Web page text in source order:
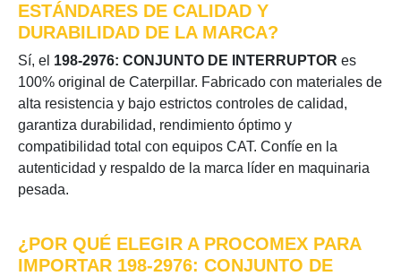
ESTÁNDARES DE CALIDAD Y
DURABILIDAD DE LA MARCA?
Sí, el 198-2976: CONJUNTO DE INTERRUPTOR es
100% original de Caterpillar. Fabricado con materiales de
alta resistencia y bajo estrictos controles de calidad,
garantiza durabilidad, rendimiento óptimo y
compatibilidad total con equipos CAT. Confíe en la
autenticidad y respaldo de la marca líder en maquinaria
pesada.
¿POR QUÉ ELEGIR A PROCOMEX PARA
IMPORTAR 198-2976: CONJUNTO DE